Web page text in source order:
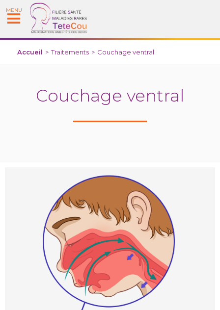
MENU
Accueil > Traitements > Couchage ventral
Couchage ventral